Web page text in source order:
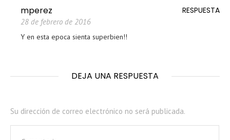
RESPUESTA
mperez
28 de febrero de 2016
Y en esta epoca sienta superbien!!
DEJA UNA RESPUESTA
Su dirección de correo electrónico no será publicada.